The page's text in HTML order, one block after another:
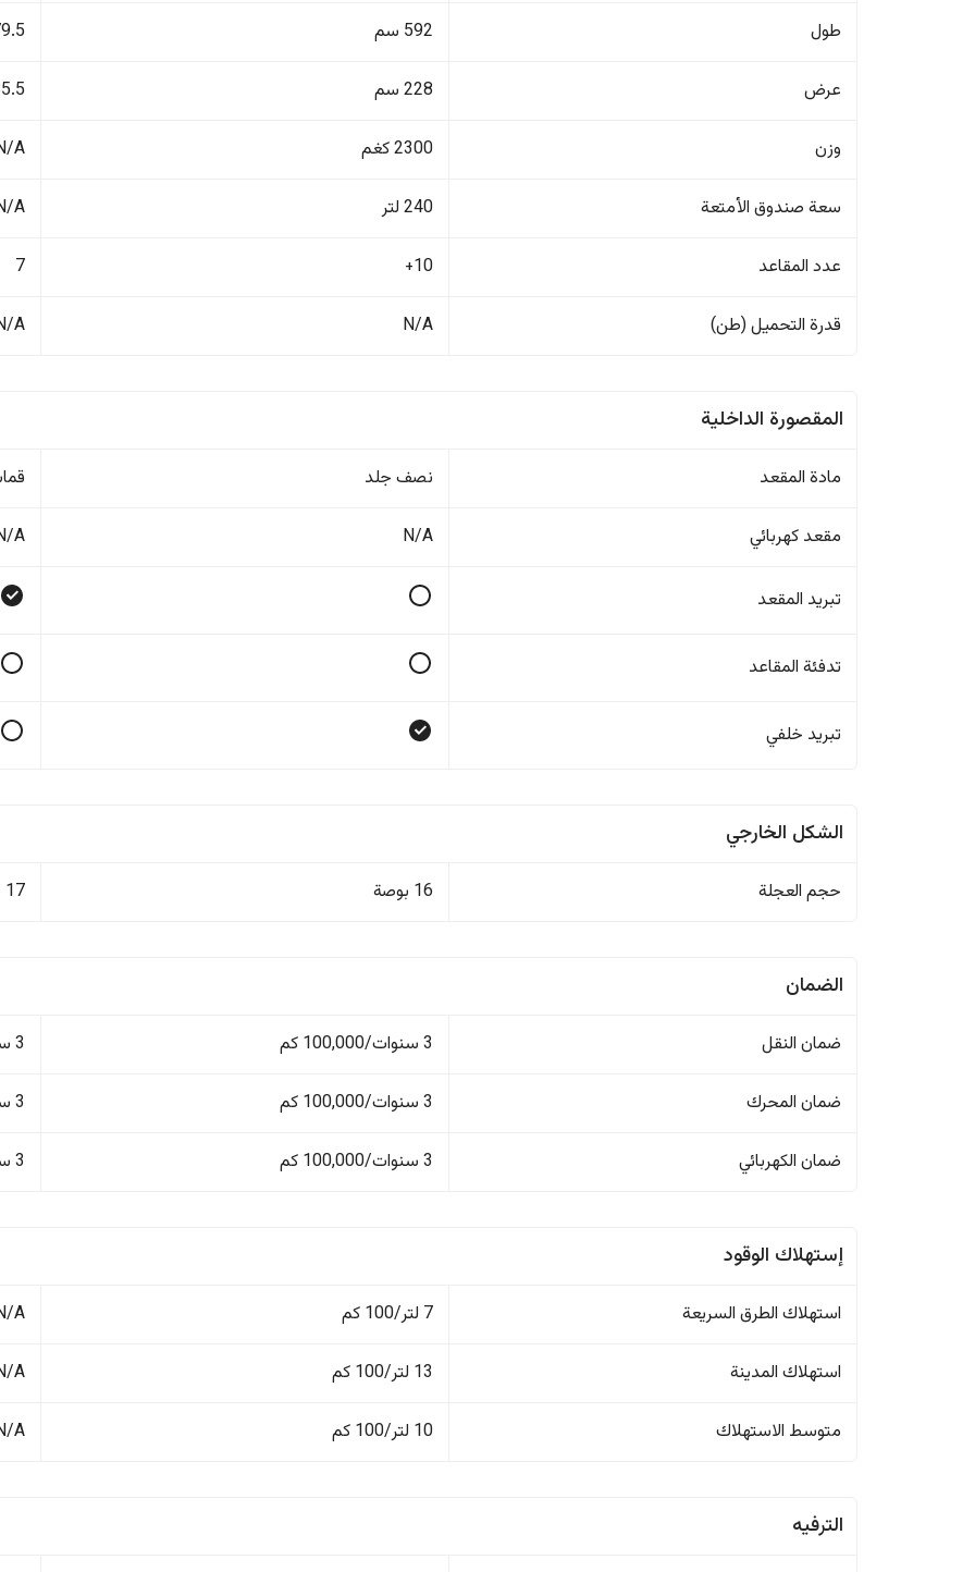
طول 592 سم
عرض 228 سم
وزن 2300 كغم A
سعة صندوق الأمتعة 240 لتر A
عدد المقاعد 10+
7
قدرة التحميل (طن) N/A
A
المقصورة الداخلية
مادة المقعد نصف جلد
مقعد كهربائي N/A
A
تبريد المقعد
تدفئة المقاعد
تبريد خلفي
الشكل الخارجي
حجم العجلة 16 بوصة 17 بوصة
الضمان
ضمان النقل 3 سنوات/100,000 كم 3 سنوات/100,000 كم
ضمان المحرك 3 سنوات/100,000 كم 3 سنوات/100,000 كم
ضمان الكهربائي 3 سنوات/100,000 كم 3 سنوات/100,000 كم
إستهلاك الوقود
استهلاك الطرق السريعة 7 لتر/100 كم A
استهلاك المدينة 13 لتر/100 كم A
متوسط الاستهلاك 10 لتر/100 كم A
الترفيه